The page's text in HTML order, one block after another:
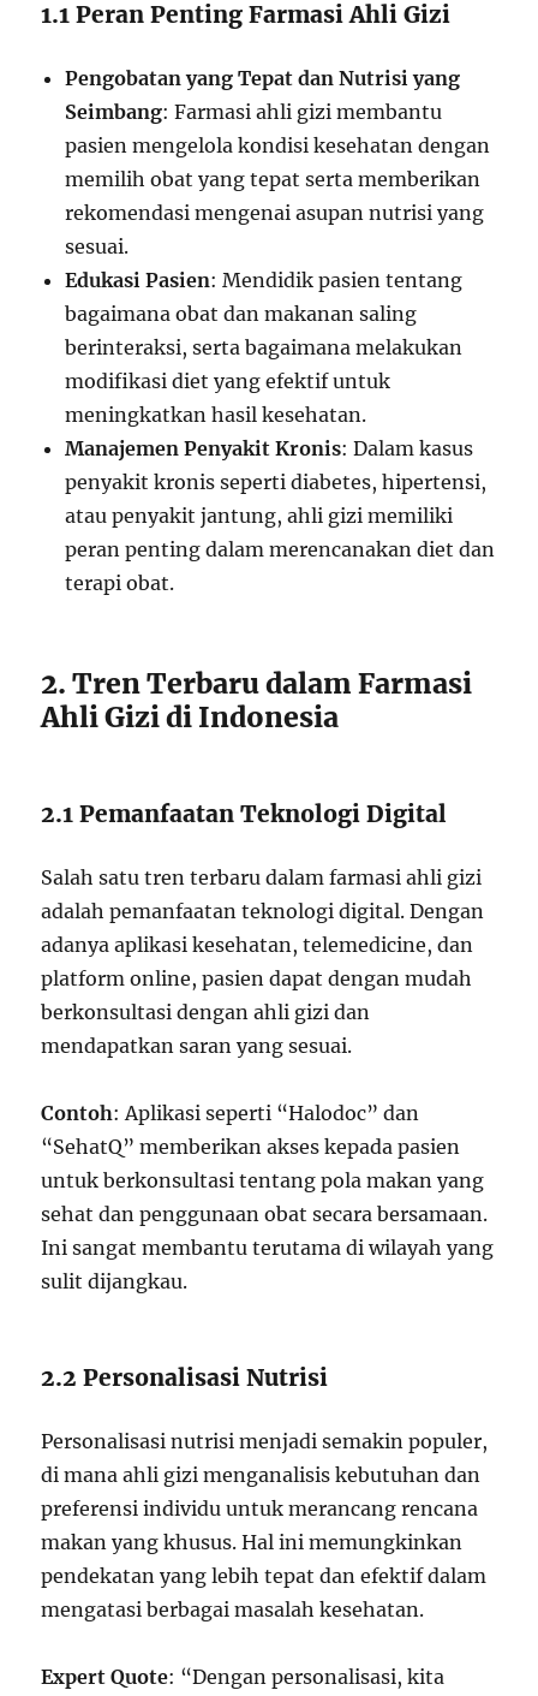
1.1 Peran Penting Farmasi Ahli Gizi
Pengobatan yang Tepat dan Nutrisi yang
Seimbang: Farmasi ahli gizi membantu
pasien mengelola kondisi kesehatan dengan
memilih obat yang tepat serta memberikan
rekomendasi mengenai asupan nutrisi yang
sesuai.
Edukasi Pasien: Mendidik pasien tentang
bagaimana obat dan makanan saling
berinteraksi, serta bagaimana melakukan
modifikasi diet yang efektif untuk
meningkatkan hasil kesehatan.
Manajemen Penyakit Kronis: Dalam kasus
penyakit kronis seperti diabetes, hipertensi,
atau penyakit jantung, ahli gizi memiliki
peran penting dalam merencanakan diet dan
terapi obat.
2. Tren Terbaru dalam Farmasi
Ahli Gizi di Indonesia
2.1 Pemanfaatan Teknologi Digital
Salah satu tren terbaru dalam farmasi ahli gizi
adalah pemanfaatan teknologi digital. Dengan
adanya aplikasi kesehatan, telemedicine, dan
platform online, pasien dapat dengan mudah
berkonsultasi dengan ahli gizi dan
mendapatkan saran yang sesuai.
Contoh: Aplikasi seperti “Halodoc” dan
“SehatQ” memberikan akses kepada pasien
untuk berkonsultasi tentang pola makan yang
sehat dan penggunaan obat secara bersamaan.
Ini sangat membantu terutama di wilayah yang
sulit dijangkau.
2.2 Personalisasi Nutrisi
Personalisasi nutrisi menjadi semakin populer,
di mana ahli gizi menganalisis kebutuhan dan
preferensi individu untuk merancang rencana
makan yang khusus. Hal ini memungkinkan
pendekatan yang lebih tepat dan efektif dalam
mengatasi berbagai masalah kesehatan.
Expert Quote: “Dengan personalisasi, kita